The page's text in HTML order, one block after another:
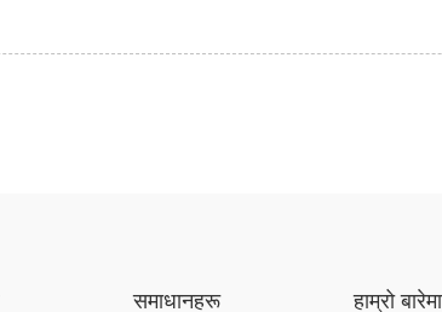
समाधानहरू हाम्रो बारेमा